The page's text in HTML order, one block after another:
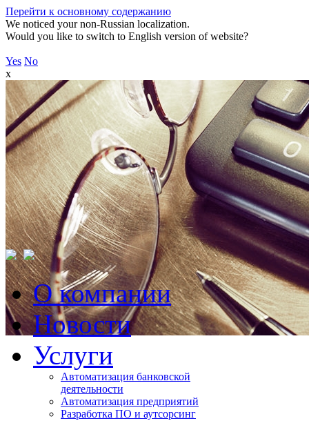
Перейти к основному содержанию
We noticed your non-Russian localization.
Would you like to switch to English version of website?
Yes No
x
О компании
Новости
Услуги
Автоматизация банковской
деятельности
Автоматизация предприятий
Разработка ПО и аутсорсинг